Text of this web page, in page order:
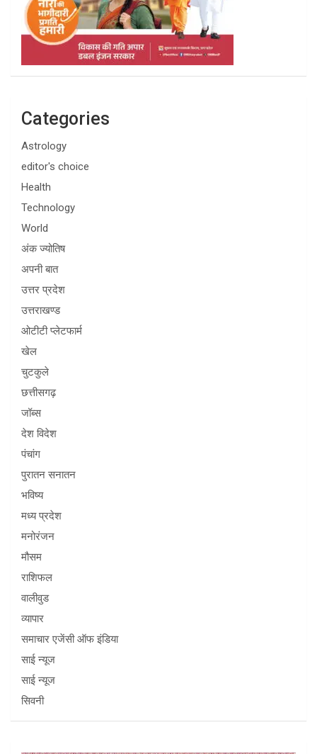
Categories
Astrology
editor's choice
Health
Technology
World
अंक ज्योतिष
अपनी बात
उत्तर प्रदेश
उत्तराखण्ड
ओटीटी प्लेटफार्म
खेल
चुटकुले
छत्तीसगढ़
जॉब्स
देश विदेश
पंचांग
पुरातन सनातन
भविष्य
मध्य प्रदेश
मनोरंजन
मौसम
राशिफल
वालीवुड
व्यापार
समाचार एजेंसी ऑफ इंडिया
साई न्यूज
साई न्यूज
सिवनी